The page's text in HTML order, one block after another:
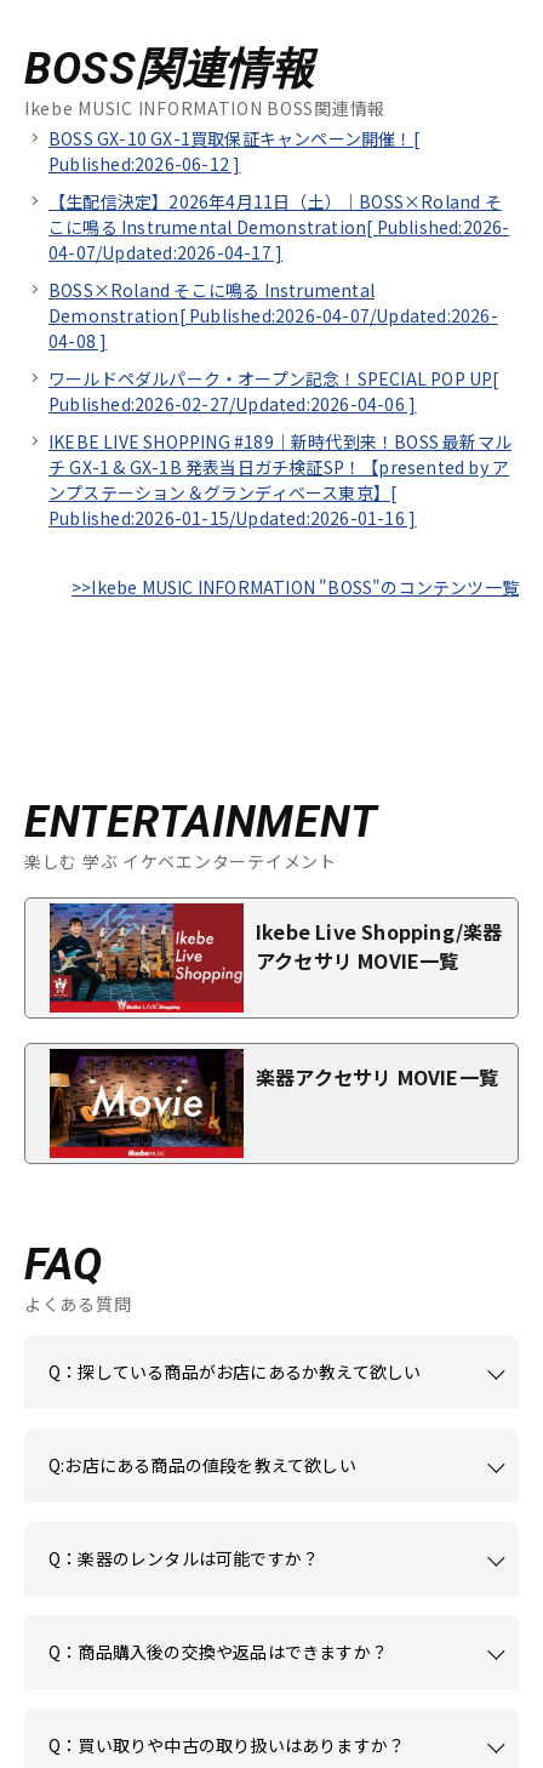
BOSS関連情報
Ikebe MUSIC INFORMATION BOSS関連情報
BOSS GX-10 GX-1買取保証キャンペーン開催！[
Published:2026-06-12 ]
【生配信決定】2026年4月11日（土）｜BOSS×Roland そ
こに鳴る Instrumental Demonstration[ Published:2026-
04-07/Updated:2026-04-17 ]
BOSS×Roland そこに鳴る Instrumental
Demonstration[ Published:2026-04-07/Updated:2026-
04-08 ]
ワールドペダルパーク・オープン記念！SPECIAL POP UP[
Published:2026-02-27/Updated:2026-04-06 ]
IKEBE LIVE SHOPPING #189｜新時代到来！BOSS 最新マル
チ GX-1 & GX-1B 発表当日ガチ検証SP！【presented by ア
ンプステーション＆グランディベース東京】[
Published:2026-01-15/Updated:2026-01-16 ]
>>Ikebe MUSIC INFORMATION "BOSS"のコンテンツ一覧
ENTERTAINMENT
楽しむ 学ぶ イケベエンターテイメント
Ikebe Live Shopping/楽器
アクセサリ MOVIE一覧
楽器アクセサリ MOVIE一覧
FAQ
よくある質問
Q：探している商品がお店にあるか教えて欲しい
Q:お店にある商品の値段を教えて欲しい
Q：楽器のレンタルは可能ですか？
Q：商品購入後の交換や返品はできますか？
Q：買い取りや中古の取り扱いはありますか？